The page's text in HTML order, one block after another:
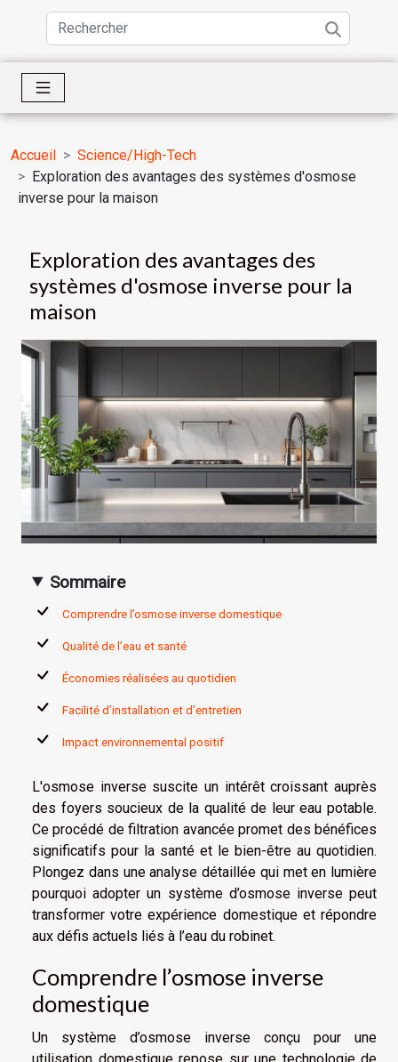
Accueil
Science/High-Tech
Exploration des avantages des systèmes d'osmose
inverse pour la maison
Exploration des avantages des
systèmes d'osmose inverse pour la
maison
Sommaire
Comprendre l’osmose inverse domestique
Qualité de l’eau et santé
Économies réalisées au quotidien
Facilité d’installation et d’entretien
Impact environnemental positif
L'osmose inverse suscite un intérêt croissant auprès
des foyers soucieux de la qualité de leur eau potable.
Ce procédé de filtration avancée promet des bénéfices
significatifs pour la santé et le bien-être au quotidien.
Plongez dans une analyse détaillée qui met en lumière
pourquoi adopter un système d’osmose inverse peut
transformer votre expérience domestique et répondre
aux défis actuels liés à l’eau du robinet.
Comprendre l’osmose inverse
domestique
Un système d’osmose inverse conçu pour une